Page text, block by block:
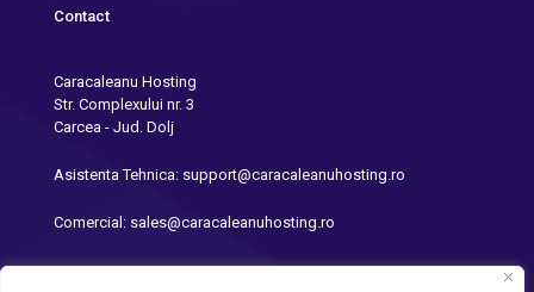
Contact
Caracaleanu Hosting
Str. Complexului nr. 3
Carcea - Jud. Dolj
Asistenta Tehnica: support@caracaleanuhosting.ro
Comercial: sales@caracaleanuhosting.ro